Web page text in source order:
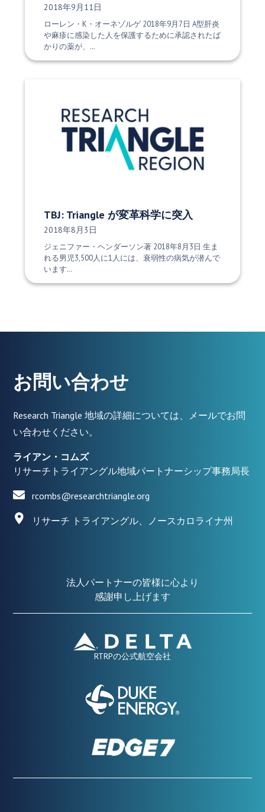
発行日:
2018年9月11日
ローレン・K・オーネゾルゲ 2018年9月7日 A型肝炎
や麻疹に感染した人を保護するために承認されたば
かりの薬が、…
TBJ: Triangle が変革科学に突入
発行日:
2018年8月3日
ジェニファー・ヘンダーソン著 2018年8月3日 生ま
れる男児3,500人に1人には、衰弱性の病気が潜んで
います…
お問い合わせ
Research Triangle 地域の詳細については、メールでお問
い合わせください。
ライアン・コムズ
リサーチトライアングル地域パートナーシップ事務局長
rcombs@researchtriangle.org
リサーチ トライアングル、ノースカロライナ州
法人パートナーの皆様に心より
感謝申し上げます
RTRPの公式航空会社